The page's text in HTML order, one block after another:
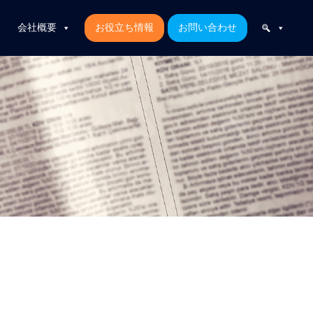
会社概要 お役立ち情報 お問い合わせ